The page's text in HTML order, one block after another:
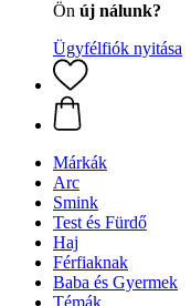
Ön új nálunk?
Ügyfélfiók nyitása
Márkák
Arc
Smink
Test és Fürdő
Haj
Férfiaknak
Baba és Gyermek
Témák